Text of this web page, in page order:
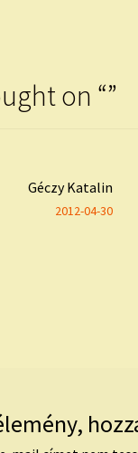
on “”
Géczy Katalin
2012-04-30